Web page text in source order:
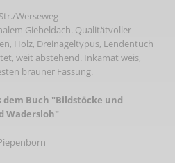
Werseweg
Giebeldach. Qualitätvoller
Holz, Dreinageltypus, Lendentuch
weit abstehend. Inkamat weis,
brauner Fassung.
Buch "Bildstöcke und
Wadersloh"